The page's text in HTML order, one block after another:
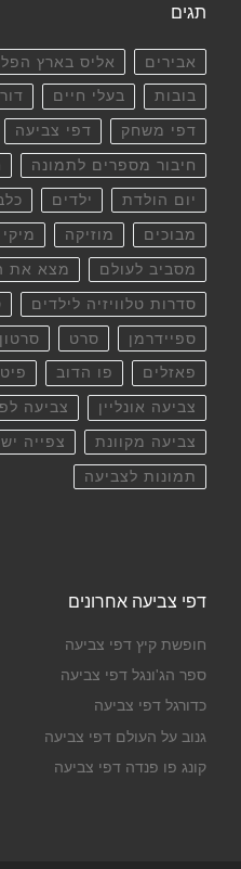
תגים
אבירים אליס בארץ
בובות בעלי חיים
דפי משחק דפי צביעה
חיבור מספרים לתמונה
יום הולדת ילדים
מבוכים מוזיקה
מסביב לעולם מצא את
סדרות טלוויזיה לילדים
ספיידרמן סרט סרטון
פאזלים פו הדוב
צביעה אונליין צביעה
צביעה מקוונת צפייה
תמונות לצביעה
דפי צביעה אחרונים
חופשת קיץ דפי צביעה
ספר הג'ונגל דפי צביעה
כדורגל דפי צביעה
גנוב על העולם דפי צביעה
קונג פו פנדה דפי צביעה